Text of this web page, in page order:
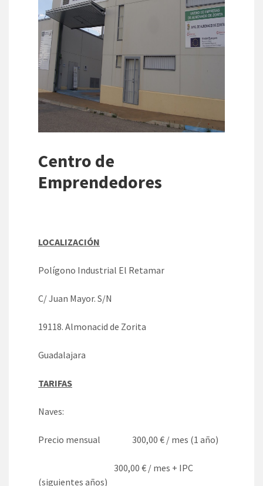
Centro de
Emprendedores
LOCALIZACIÓN
Polígono Industrial El Retamar
C/ Juan Mayor. S/N
19118. Almonacid de Zorita
Guadalajara
TARIFAS
Naves:
Precio mensual 300,00 € / mes (1 año)
300,00 € / mes + IPC
(siguientes años)